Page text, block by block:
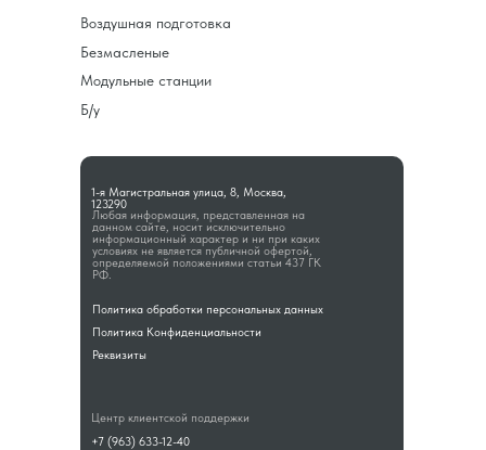
Любая информация, представленная на
данном сайте, носит исключительно
информационный характер и ни при каких
условиях не является публичной офертой,
определяемой положениями статьи 437 ГК
РФ.
1-я Магистральная улица, 8, Москва,
123290
Воздушная подготовка
Безмасленые
Модульные станции
Б/у
Политика обработки персональных данных
Политика Конфиденциальности
Реквизиты
Центр клиентской поддержки
+7 (963) 633-12-40